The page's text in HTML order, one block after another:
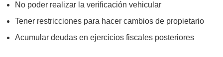
No poder realizar la verificación vehicular
Tener restricciones para hacer cambios de propietario
Acumular deudas en ejercicios fiscales posteriores